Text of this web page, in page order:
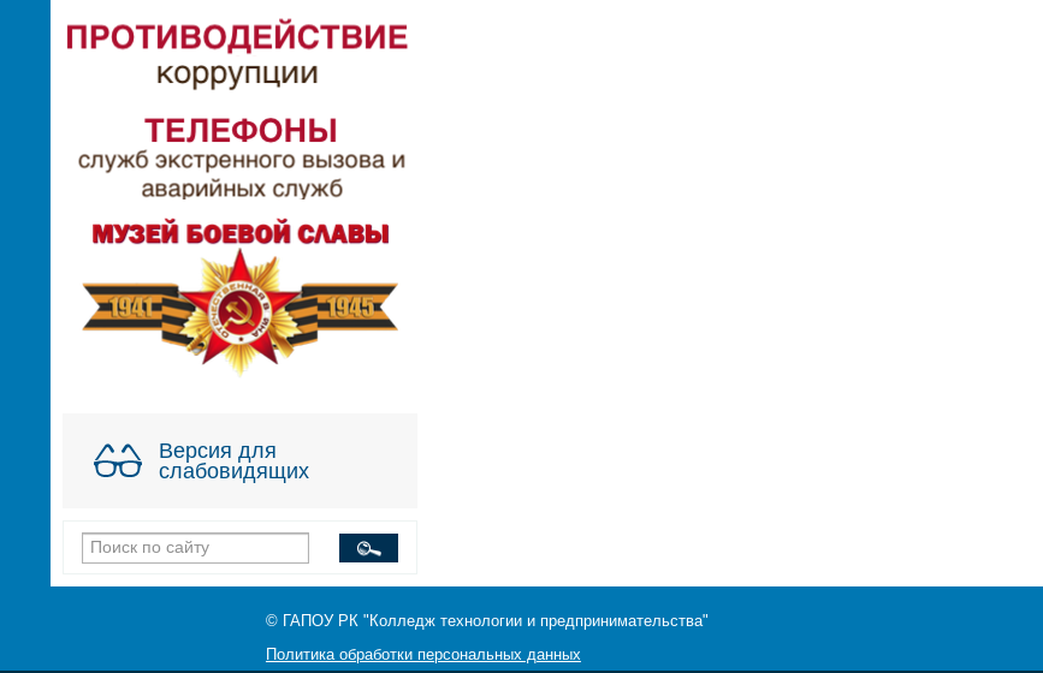
Версия для
слабовидящих
© ГАПОУ РК "Колледж технологии и предпринимательства"
Политика обработки персональных данных